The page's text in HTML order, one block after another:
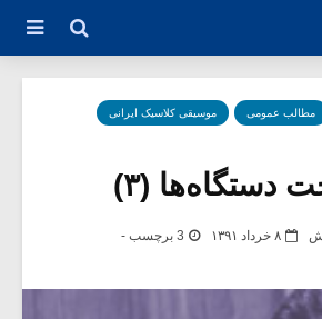
مطالب عمومی موسیقی کلاسیک ایرانی
دستگاه‌ها (۳)
۸ خرداد ۱۳۹۱ 3 برچسب -